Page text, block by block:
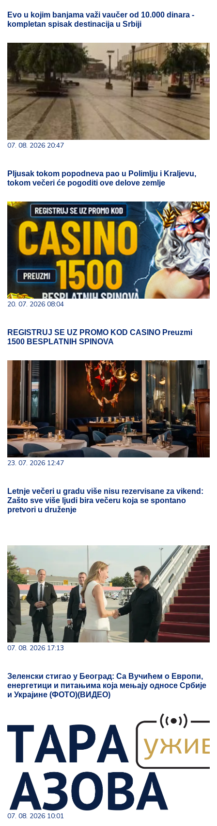
Evo u kojim banjama važi vaučer od 10.000 dinara -
kompletan spisak destinacija u Srbiji
07. 08. 2026 20:47
Pljusak tokom popodneva pao u Polimlju i Kraljevu,
tokom večeri će pogoditi ove delove zemlje
20. 07. 2026 08:04
REGISTRUJ SE UZ PROMO KOD CASINO Preuzmi
1500 BESPLATNIH SPINOVA
23. 07. 2026 12:47
Letnje večeri u gradu više nisu rezervisane za vikend:
Zašto sve više ljudi bira večeru koja se spontano
pretvori u druženje
07. 08. 2026 17:13
Зеленски стигао у Београд: Са Вучићем о Европи,
енергетици и питањима која мењају односе Србије
и Украјине (ФОТО)(ВИДЕО)
07. 08. 2026 10:01